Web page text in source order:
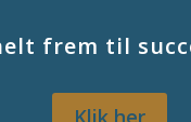
frem til
Klik her